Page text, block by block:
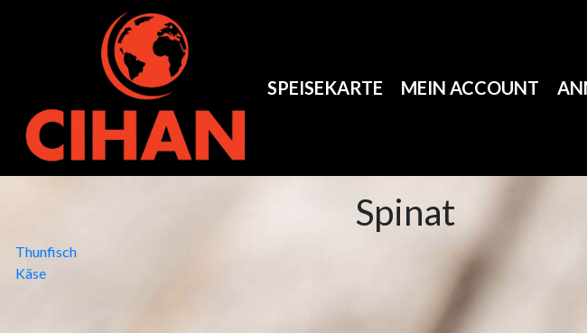
SPEISEKARTE MEIN ACCOUNT
Spinat
Beitragsnavigation
Thunfisch
Käse